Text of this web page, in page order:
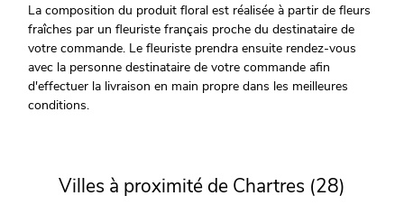
La composition du produit floral est réalisée à partir de fleurs
fraîches par un fleuriste français proche du destinataire de
votre commande. Le fleuriste prendra ensuite rendez-vous
avec la personne destinataire de votre commande afin
d'effectuer la livraison en main propre dans les meilleures
conditions.
Villes à proximité de Chartres (28)